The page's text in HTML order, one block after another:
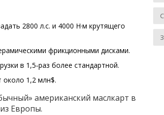
2800 л.с. и 4000 Н·м крутящего
фрикционными дисками.
в 1,5‑раз более стандартной.
около 1,2 млн$.
американский маслкарт в
Европы.